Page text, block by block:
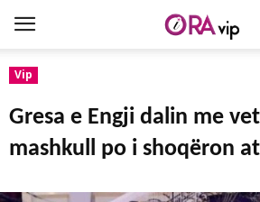
Vip
Gresa e Engji dalin me
mashkull po i shoqëron